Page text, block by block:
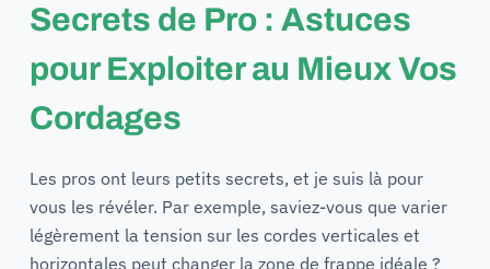
Secrets de Pro : Astuces
pour Exploiter au Mieux Vos
Cordages
Les pros ont leurs petits secrets, et je suis là pour
vous les révéler. Par exemple, saviez-vous que varier
légèrement la tension sur les cordes verticales et
horizontales peut changer la zone de frappe idéale ?